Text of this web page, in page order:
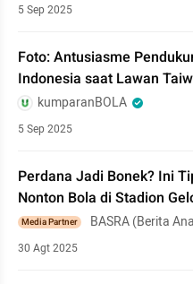
5 Sep 2025
Foto: Antusiasme
Indonesia saat Lawan
kumparanBOLA
5 Sep 2025
Perdana Jadi Bonek? Ini
Nonton Bola di Stadion
Media Partner BASRA (Berita
30 Agt 2025